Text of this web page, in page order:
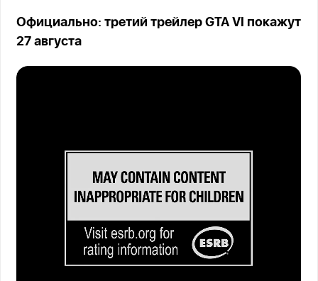
Официально: третий трейлер GTA VI покажут
27 августа